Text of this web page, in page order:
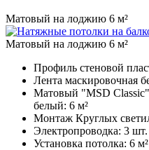
Матовый на лоджию 6 м²
Матовый на лоджию 6 м²
Профиль стеновой
Лента маскировочная
Матовый "MSD Classic"
белый: 6 м²
Монтаж Круглых
Электропроводка: 3 шт.
Установка потолка: 6 м²